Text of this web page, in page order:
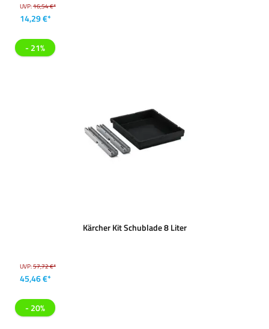
UVP:16,54 €*
14,29 €*
- 21%
Kärcher Kit Schublade 8 Liter
UVP:57,72 €*
45,46 €*
- 20%